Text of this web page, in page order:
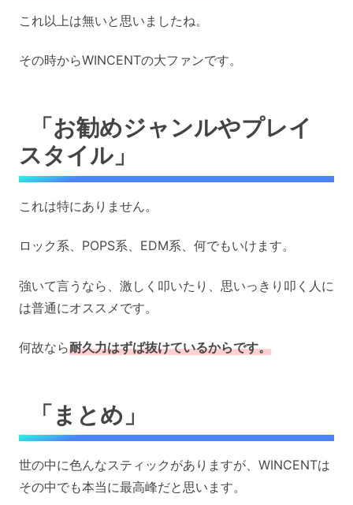
これ以上は無いと思いましたね。
その時からWINCENTの大ファンです。
「お勧めジャンルやプレイ
スタイル」
これは特にありません。
ロック系、POPS系、EDM系、何でもいけます。
強いて言うなら、激しく叩いたり、思いっきり叩く人に
は普通にオススメです。
何故なら耐久力はずば抜けているからです。
「まとめ」
世の中に色んなスティックがありますが、WINCENTは
その中でも本当に最高峰だと思います。